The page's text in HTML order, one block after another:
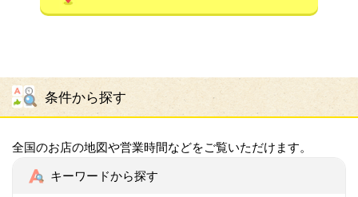
条件から探す
全国のお店の地図や営業時間などをご覧いただけます。
キーワードから探す